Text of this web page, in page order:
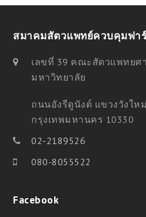
สมาคมสัตวแพทย์ควบคุมฟา
เลขที่ 39 คณะสัตวแพทยศ
มหาวิทยาลัย
ถนนอังรีดูนังต์ แขวงวังให
กรุงเทพมหานคร 10330
02-2189526
080-8055522
Facebook